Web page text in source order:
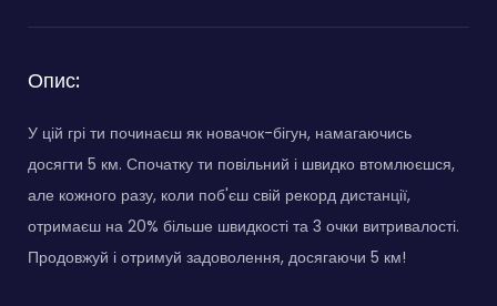
Опис:
У цій грі ти починаєш як новачок-бігун, намагаючись
досягти 5 км. Спочатку ти повільний і швидко втомлюєшся,
але кожного разу, коли поб'єш свій рекорд дистанції,
отримаєш на 20% більше швидкості та 3 очки витривалості.
Продовжуй і отримуй задоволення, досягаючи 5 км!